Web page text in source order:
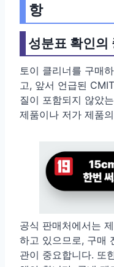
항
성분표 확인의
토이 클리너를 구매
고, 앞서 언급된
질이 포함되지 않았
제품이나 저가 제품
공식 판매처에서는
하고 있으므로, 구매
관이 중요합니다. 또